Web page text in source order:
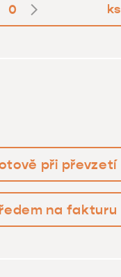
0 ks
při převzetí
na fakturu